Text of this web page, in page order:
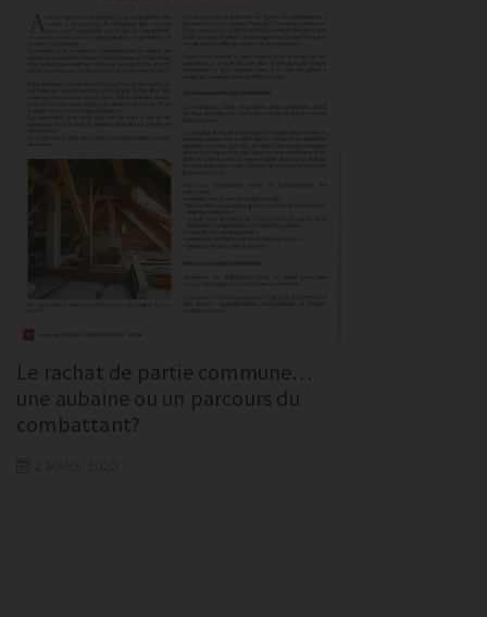
Le rachat de partie commune…
une aubaine ou un parcours du
combattant?